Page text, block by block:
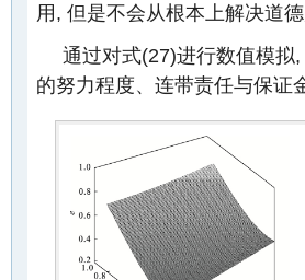
用, 但是不会从根本上解决道
通过对式(27)进行数值模拟
的努力程度、连带责任与保证